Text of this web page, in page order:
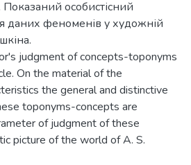
Показаний особистісний
даних феноменів у художній
judgment of concepts-toponyms
On the material of the
the general and distinctive
toponyms-concepts are
of judgment of these
picture of the world of A. S.